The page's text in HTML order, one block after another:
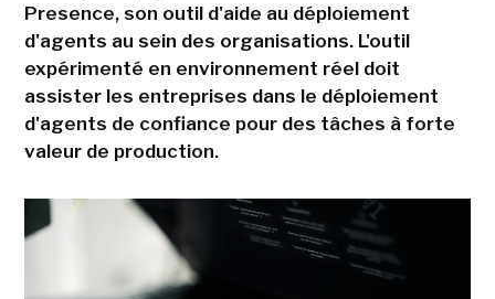
Presence, son outil d'aide au déploiement
d'agents au sein des organisations. L'outil
expérimenté en environnement réel doit
assister les entreprises dans le déploiement
d'agents de confiance pour des tâches à forte
valeur de production.